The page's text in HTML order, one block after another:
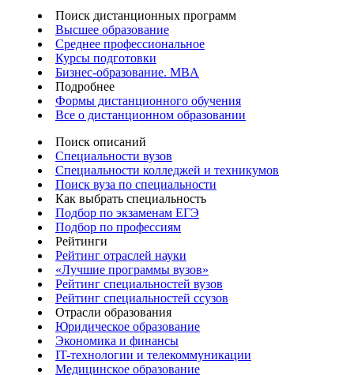
Поиск дистанционных программ
Высшее образование
Среднее профессиональное
Курсы подготовки
Бизнес-образование. MBA
Подробнее
Формы дистанционного обучения
Все о дистанционном образовании
Поиск описаний
Специальности вузов
Специальности колледжей и техникумов
Поиск вуза по специальности
Как выбрать специальность
Подбор по экзаменам ЕГЭ
Подбор по профессиям
Рейтинги
Рейтинг отраслей науки
«Лучшие программы вузов»
Рейтинг специальностей вузов
Рейтинг специальностей ссузов
Отрасли образования
Юридическое образование
Экономика и финансы
IT-технологии и телекоммуникации
Медицинское образование